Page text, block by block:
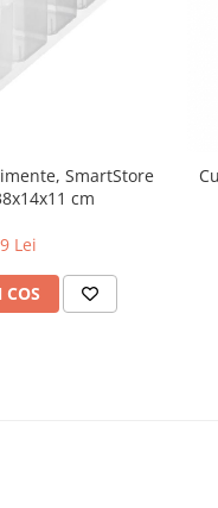
SmartStore
cm
Lei